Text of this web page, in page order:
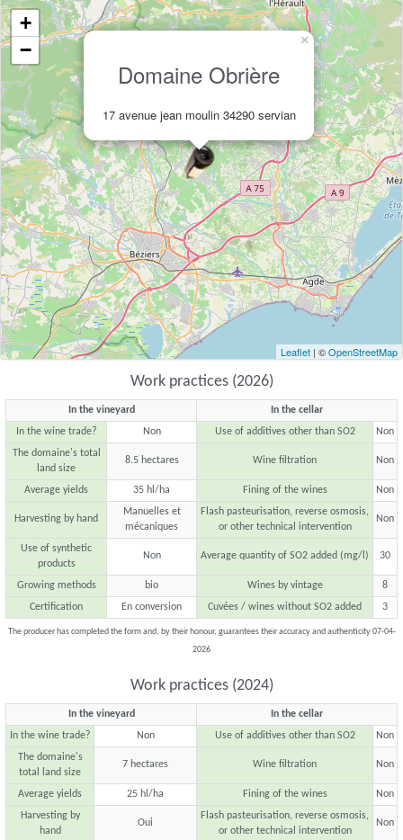
Domaine Obrière
17 avenue jean moulin 34290 servian
×
+
−
Leaflet | ©OpenStreetMap
Work practices (2026)
In the vineyard
In the cellar
In the wine trade?
Non Use of additives other than SO2
Non
The domaine's total
land size
8.5 hectares Wine filtration Non
Average yields 35 hl/ha Fining of the wines Non
Harvesting by hand
Manuelles et
mécaniques
Flash pasteurisation, reverse osmosis,
or other technical intervention
Non
Use of synthetic
products
Non Average quantity of SO2 added (mg/l) 30
Growing methods bio Wines by vintage
8
Certification
En conversion Cuvées / wines without SO2 added 3
The producer has completed the form and, by their honour, guarantees their accuracy and authenticity 07-04-
2026
Work practices (2024)
In the vineyard
In the cellar
In the wine trade?
Non Use of additives other than SO2
Non
The domaine's
total land size
7 hectares Wine filtration Non
Average yields 25 hl/ha Fining of the wines
Non
Harvesting by
hand
Oui
Flash pasteurisation, reverse osmosis,
or other technical intervention
Non